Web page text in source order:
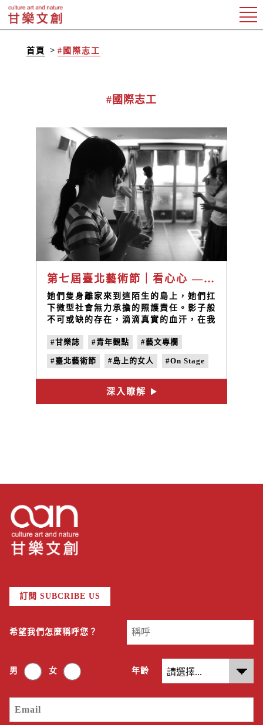
首頁 #國際志工
#國際志工
第七屆臺北藝術節｜看心心 — 島上女人｜On Stage，張文易
她們隻身離家來到這陌生的島上，她們扛
下微型社會無力承擔的照護責任。影子般
不可或缺的存在，滴滴真實的血汗，在我
故事──她們，是島上女人。【肢體Ｘ獨
白 | 五個女生】島上女人的心聲，OS輕
輕說給你們聽。
#甘樂誌 #青年觀點 #藝文專欄
#臺北藝術節 #島上的女人 #On Stage
#張文易 #TAIPEI FRINGE FESTIVAL
深入瞭解
訂閱 SUBCRIBE US
希望我們怎麼稱呼您？
男 女 年齡